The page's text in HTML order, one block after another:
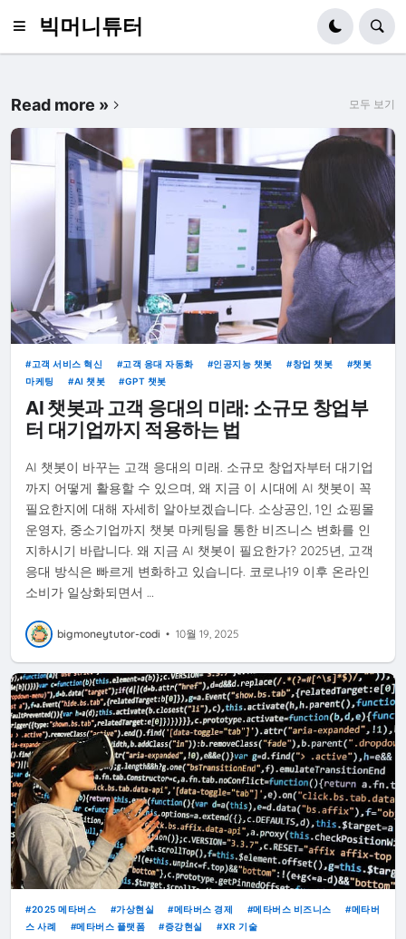
빅머니튜터
Read more » 모두 보기
고객 서비스 혁신 고객 응대 자동화 인공지능 챗봇 창업 챗봇
챗봇
마케팅
AI 챗봇 GPT 챗봇
AI 챗봇과 고객 응대의 미래: 소규모 창업부
터 대기업까지 적용하는 법
AI 챗봇이 바꾸는 고객 응대의 미래. 소규모 창업자부터 대기업
까지 어떻게 활용할 수 있으며, 왜 지금 이 시대에 AI 챗봇이 꼭
필요한지에 대해 자세히 알아보겠습니다. 소상공인, 1인 쇼핑몰
운영자, 중소기업까지 챗봇 마케팅을 통한 비즈니스 변화를 인
지하시기 바랍니다. 왜 지금 AI 챗봇이 필요한가? 2025년, 고객
응대 방식은 빠르게 변화하고 있습니다. 코로나19 이후 온라인
소비가 일상화되면서 …
bigmoneytutor-codi • 10월 19, 2025
2025 메타버스 가상현실 메타버스 경제 메타버스 비즈니스
메타버
스 사례
메타버스 플랫폼 증강현실 XR 기술